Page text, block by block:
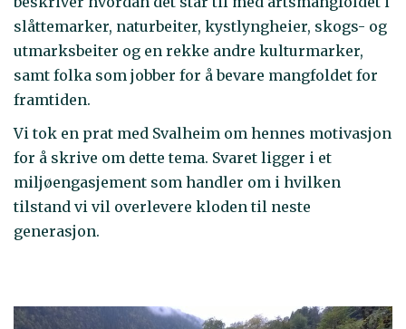
slåttemarker, naturbeiter, kystlyngheier, skogs- og
utmarksbeiter og en rekke andre kulturmarker,
samt folka som jobber for å bevare mangfoldet for
framtiden.
Vi tok en prat med Svalheim om hennes motivasjon
for å skrive om dette tema. Svaret ligger i et
miljøengasjement som handler om i hvilken
tilstand vi vil overlevere kloden til neste
generasjon.